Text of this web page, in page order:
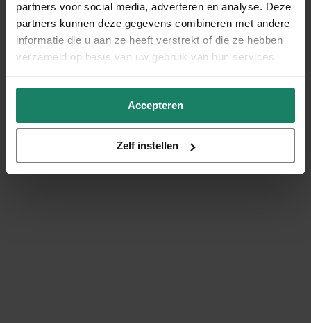
partners voor social media, adverteren en analyse. Deze
partners kunnen deze gegevens combineren met andere
informatie die u aan ze heeft verstrekt of die ze hebben
verzameld op basis van uw gebruik van hun services.
Accepteren
Zelf instellen